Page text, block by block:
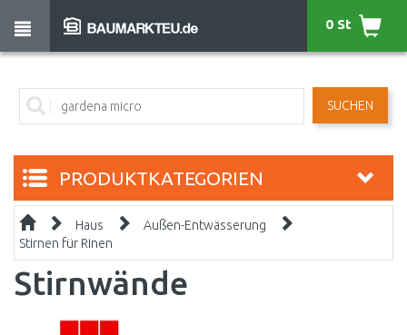
SUCHEN
0 St
PRODUKTKATEGORIEN
Haus
Außen-Entwässerung
Stirnen für Rinen
Stirnwände